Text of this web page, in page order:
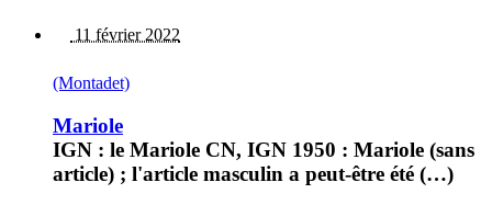
11 février 2022
(Montadet)
Mariole
IGN : le Mariole CN, IGN 1950 : Mariole (sans
article) ; l'article masculin a peut-être été (…)